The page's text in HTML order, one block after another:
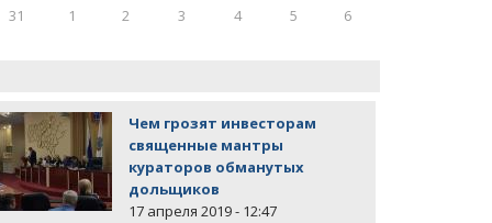
31
1 2 3 4 5 6
Чем грозят инвесторам
священные мантры
кураторов обманутых
дольщиков
17 апреля 2019 - 12:47